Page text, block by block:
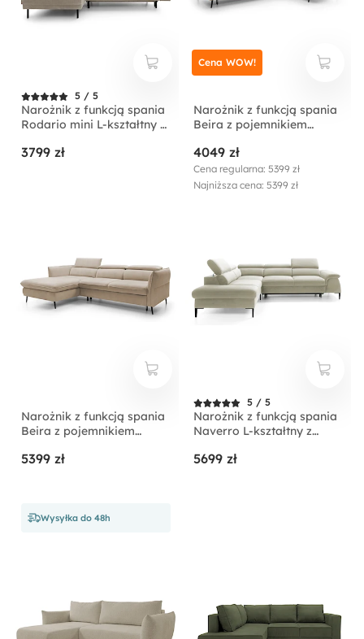
5 / 5
Narożnik z funkcją spania
Rodario mini L-kształtny z
ciemnobeżowy sztruks
3799 zł
Narożnik z funkcją spania
Beira z pojemnikiem
4049 zł
Cena regularna: 5399 zł
Najniższa cena: 5399 zł
Cena WOW!
Narożnik z funkcją spania
Beira z pojemnikiem
5399 zł
Wysyłka do 48h
5 / 5
Narożnik z funkcją spania
Naverro L-kształtny z
velvet hydrofobowy
5699 zł